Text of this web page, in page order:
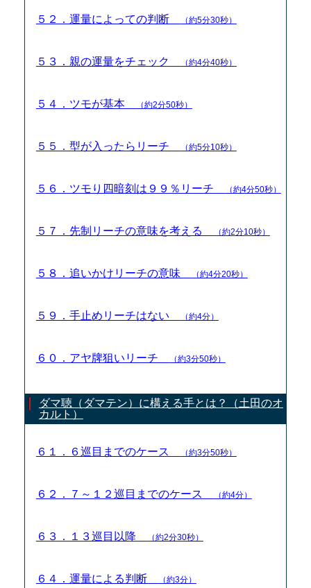
５２．運量によっての判断 （約5分30秒）
５３．親の運量をチェック （約4分40秒）
５４．ツモが基本 （約2分50秒）
５５．型が入ったらリーチ （約5分10秒）
５６．ツモり四暗刻は９９％リーチ （約4分50秒）
５７．先制リーチの意味を考える （約2分10秒）
５８．追いかけリーチの意味 （約4分20秒）
５９．手止めリーチはない （約4分）
６０．アヤ牌狙いリーチ （約3分50秒）
ダマ聴（ダマテン）に構える手とは？（土田のオ
カルト）
６１．６巡目までのケース （約3分50秒）
６２．７～１２巡目までのケース （約4分）
６３．１３巡目以降 （約2分30秒）
６４．運量による判断 （約3分）